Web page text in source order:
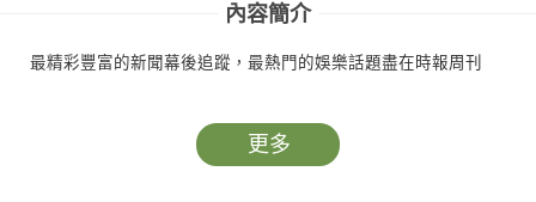
內容簡介
最精彩豐富的新聞幕後追蹤，最熱門的娛樂話題盡在時報周刊
更多